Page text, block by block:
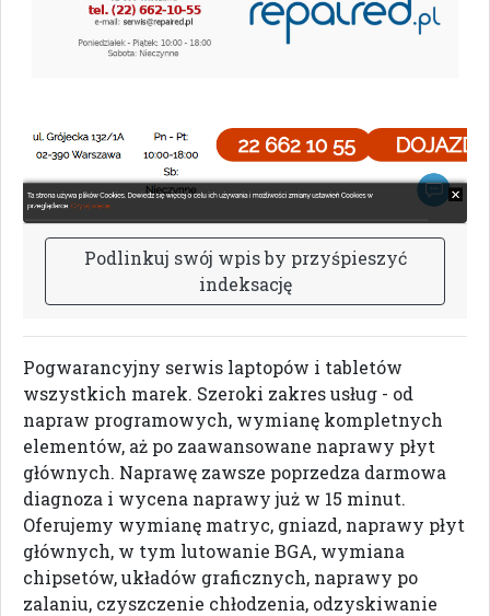
Podlinkuj swój wpisby przyśpieszyć
indeksację
Pogwarancyjny serwis laptopów i tabletów
wszystkich marek. Szeroki zakres usług - od
napraw programowych, wymianę kompletnych
elementów, aż po zaawansowane naprawy płyt
głównych. Naprawę zawsze poprzedza darmowa
diagnoza i wycena naprawy już w 15 minut.
Oferujemy wymianę matryc, gniazd, naprawy płyt
głównych, w tym lutowanie BGA, wymiana
chipsetów, układów graficznych, naprawy po
zalaniu, czyszczenie chłodzenia, odzyskiwanie